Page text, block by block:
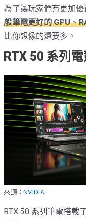
為了讓玩家們有更加
般筆電更好的 GPU、
比你想像的還要多。
RTX 50 系列
來源：NVIDIA
RTX 50 系列筆電搭載